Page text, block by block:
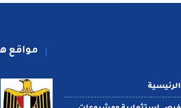
الرئيسية
مواقع